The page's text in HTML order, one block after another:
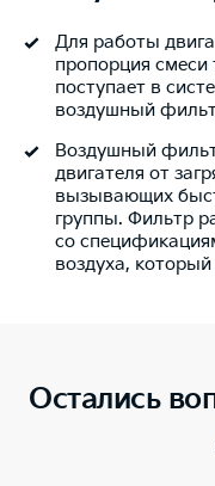
Для работы
пропорция смеси
поступает в
воздушный
Воздушный
двигателя от
вызывающих
группы. Фильтр
со
воздуха,
Остались